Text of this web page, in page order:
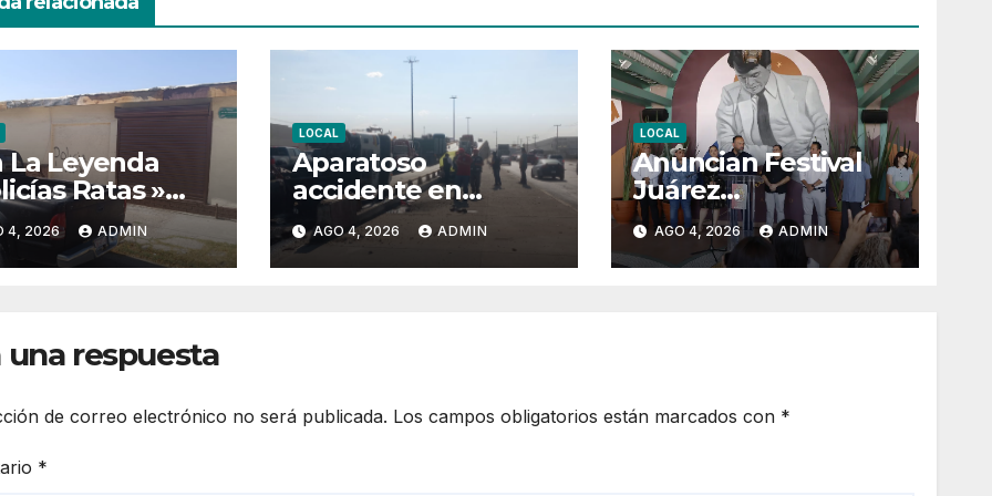
La Leyenda
Ratas »
Pintura Color
4, 2026 ADMIN
LOCAL
Aparatoso
accidente en
boulevard
independencia
cruce con avenida
AGO 4, 2026 ADMIN
LOCAL
Anuncian Festival
Juárez
Juangabrielísimo
2026 con nueve
días de actividades
AGO 4, 2026 ADMIN
una respuesta
de correo electrónico no será publicada. Los campos obligatorios están marcados con *
*